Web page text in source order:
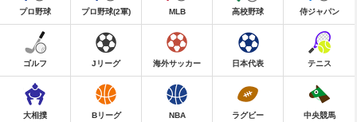
プロ野球 プロ野球(2軍) MLB 高校野球 侍ジャパン
ゴルフ Jリーグ 海外サッカー 日本代表 テニス
大相撲 Bリーグ NBA ラグビー 中央競馬